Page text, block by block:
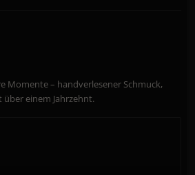
Momente – handverlesener Schmuck,
einem Jahrzehnt.